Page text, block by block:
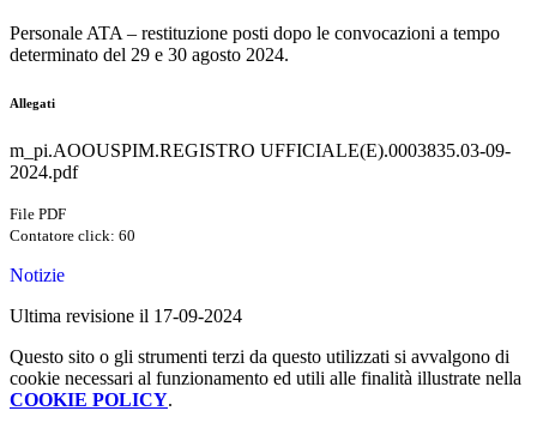
Personale ATA – restituzione posti dopo le convocazioni a tempo
determinato del 29 e 30 agosto 2024.
Allegati
m_pi.AOOUSPIM.REGISTRO UFFICIALE(E).0003835.03-09-
2024.pdf
File PDF
Contatore click: 60
Notizie
Ultima revisione il 17-09-2024
Questo sito o gli strumenti terzi da questo utilizzati si avvalgono di
cookie necessari al funzionamento ed utili alle finalità illustrate nella
COOKIE POLICY.